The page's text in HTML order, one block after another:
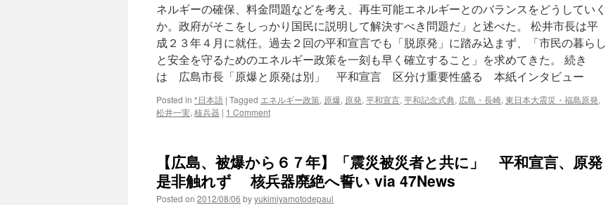
内
村
と
平
宣
言
via
日
ゾ
ー
ネルギーの確保、料金問題などを考え、再生可能エネルギーとのバランスをどうしていく
か。政府がそこをしっかり国民に説明して解決すべき問題だ」と述べた。 松井市長は平
成２３年４月に就任。過去２回の平和宣言でも「脱原発」に踏み込まず、「市民の暮らし
と安全を守るためのエネルギー政策を一刻も早く確立すること」を求めてきた。 続き
は 広島市長「原爆と原発は別」 平和宣言 区分け重要性盛る 本紙インタビュー
Posted in *日本語 | Tagged エネルギー政策, 原爆, 原発, 平和宣言, 平和記念式典, 広島・長崎, 東日本大震災・福島原発,
松井一実, 核兵器 | 1 Comment
【広島、被爆から６７年】「震災被災者と共に」 平和宣言、原発
是非触れず 核兵器廃絶へ誓い via 47News
Posted on 2012/08/06 byyukimiyamotodepaul